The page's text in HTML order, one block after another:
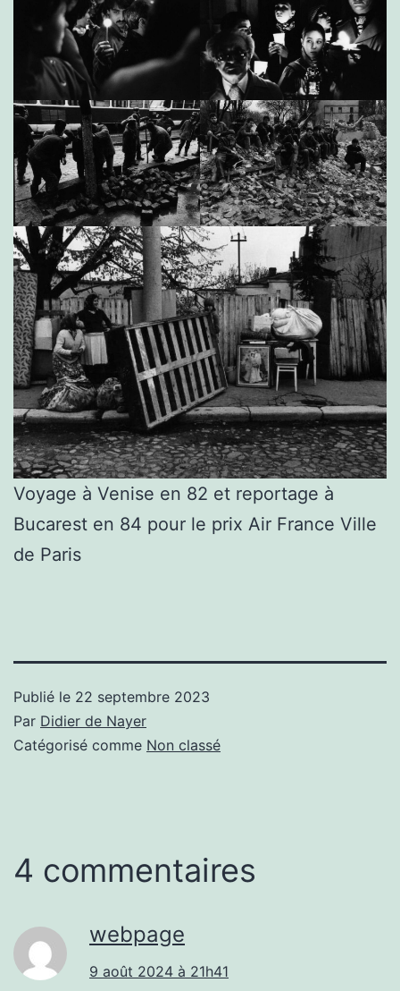
Voyage à Venise en 82 et reportage à
Bucarest en 84 pour le prix Air France Ville
de Paris
Publié le 22 septembre 2023
Par Didier de Nayer
Catégorisé comme Non classé
4 commentaires
webpage
9 août 2024 à 21h41